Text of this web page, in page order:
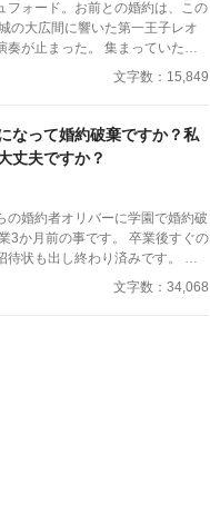
フォード。お前との婚約は、この
った。 集まっていた貴
次の瞬間にはざわめきが広がる。
げた。 目の前では、王
微笑んでいる。
文字数：15,849
なって婚約破棄ですか？私
丈夫ですか？
の婚約者オリバーに学園で婚約破
3か月前の事です。 卒業後すぐの
状も出し終わり済みです。 も
入れましたよ。一向に構いませ
婚約解消を願っていましたか
文字数：34,068